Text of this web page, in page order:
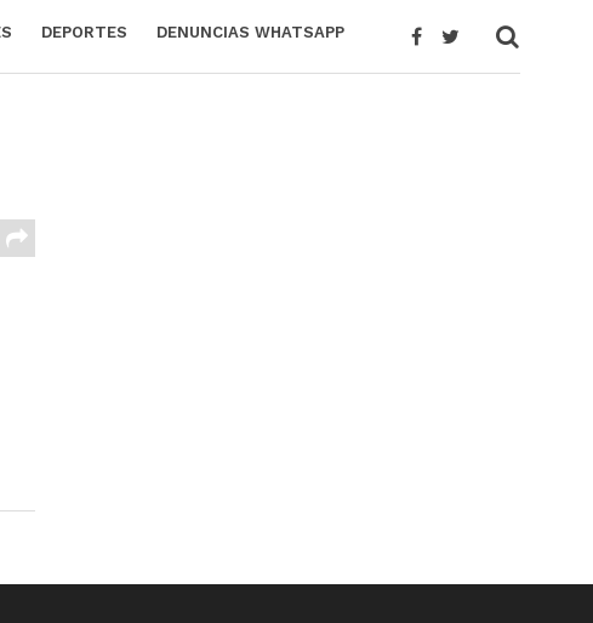
DEPORTES DENUNCIAS WHATSAPP